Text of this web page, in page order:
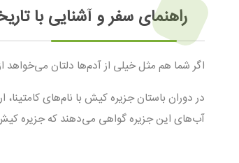
راهنمای سفر و آشنایی با
اگر شما هم مثل خیلی از آدم‌ها دلتان می‌خواهد
آب‌های این جزیره گواهی می‌دهند که جزیره کیش از سالیان